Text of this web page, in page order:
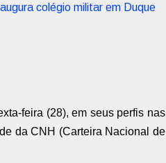
colégio militar em Duque
feira (28), em seus perfis nas
da CNH (Carteira Nacional de